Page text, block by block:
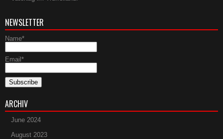
NEWSLETTER
Name*
Email*
ARCHIV
June 2024
August 2023